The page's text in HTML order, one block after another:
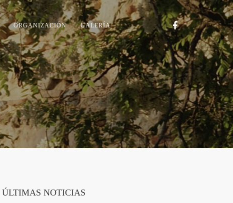
ORGANIZACIÓN GALERÍA
ÚLTIMAS NOTICIAS